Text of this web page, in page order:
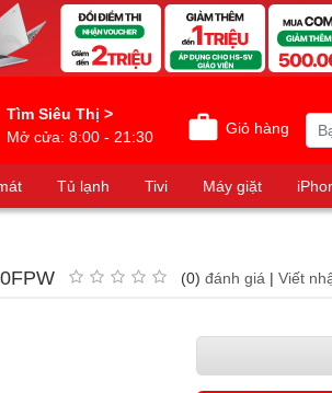
Tìm Siêu Thị >
Mở cửa: 8:00 - 21:30
Giỏ hàng
Tủ lạnh Tivi Máy giặt
(0) đánh giá | Viết